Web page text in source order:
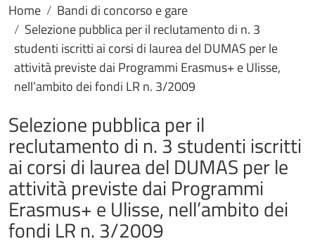
Home
Bandi di concorso e gare
Selezione pubblica per il reclutamento di n. 3
studenti iscritti ai corsi di laurea del DUMAS per le
attività previste dai Programmi Erasmus+ e Ulisse,
nell’ambito dei fondi LR n. 3/2009
Selezione pubblica per il
reclutamento di n. 3 studenti iscritti
ai corsi di laurea del DUMAS per le
attività previste dai Programmi
Erasmus+ e Ulisse, nell’ambito dei
fondi LR n. 3/2009